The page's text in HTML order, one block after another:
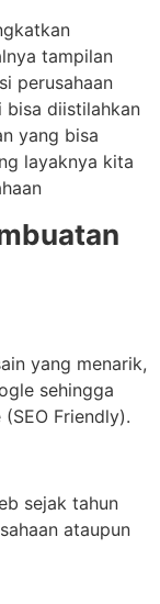
tampilan
perusahaan
bisa diistilahkan
yang bisa
layaknya kita
yang menarik,
sehingga
Friendly).
sejak tahun
ataupun